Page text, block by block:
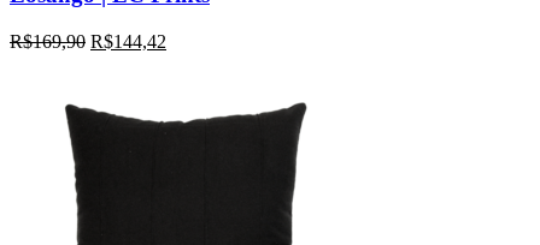
R$169,90 R$144,42